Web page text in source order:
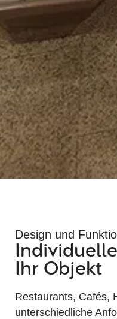
Design und
Ihr Objekt
Restaurants, Cafés,
unterschiedliche